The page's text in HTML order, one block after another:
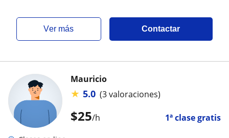
ver más Contactar
$25/h 1ª clase gratis
Mauricio
★ 5.0 (3 valoraciones)